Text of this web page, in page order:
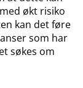
økt risiko
kan det føre
som har
søkes om